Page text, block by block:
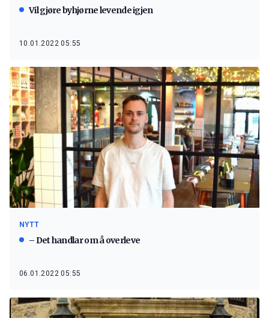
Vil gjøre byhjørne levende igjen
10.01.2022 05:55
NYTT
– Det handlar om å overleve
06.01.2022 05:55